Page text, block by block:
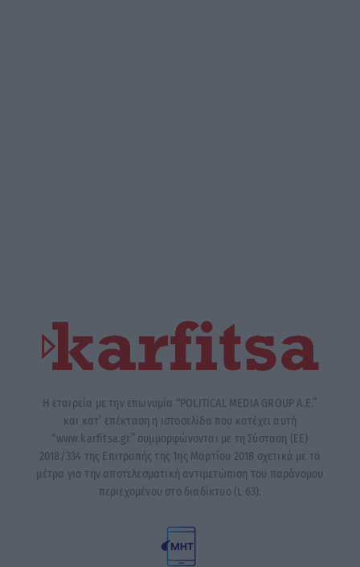
Η εταιρεία με την επωνυμία “POLITICAL MEDIA GROUP A.E.”
και κατ’ επέκταση η ιστοσελίδα που κατέχει αυτή
“www.karfitsa.gr” συμμορφώνονται με τη Σύσταση (ΕΕ)
2018/334 της Επιτροπής της 1ης Μαρτίου 2018 σχετικά με τα
μέτρα για την αποτελεσματική αντιμετώπιση του παράνομου
περιεχομένου στο διαδίκτυο (L 63).